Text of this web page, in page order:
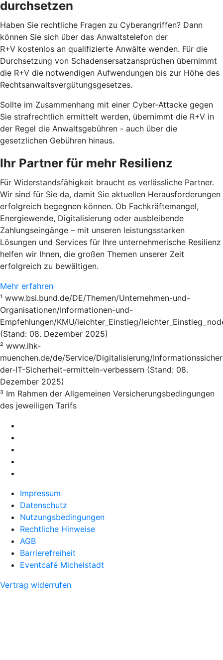
durchsetzen
Haben Sie rechtliche Fragen zu Cyberangriffen? Dann
können Sie sich über das Anwaltstelefon der
R+V kostenlos an qualifizierte Anwälte wenden. Für die
Durchsetzung von Schadensersatzansprüchen übernimmt
die R+V die notwendigen Aufwendungen bis zur Höhe des
Rechtsanwaltsvergütungsgesetzes.
Sollte im Zusammenhang mit einer Cyber-Attacke gegen
Sie strafrechtlich ermittelt werden, übernimmt die R+V in
der Regel die Anwaltsgebühren - auch über die
gesetzlichen Gebühren hinaus.
Ihr Partner für mehr Resilienz
Für Widerstandsfähigkeit braucht es verlässliche Partner.
Wir sind für Sie da, damit Sie aktuellen Herausforderungen
erfolgreich begegnen können. Ob Fachkräftemangel,
Energiewende, Digitalisierung oder ausbleibende
Zahlungseingänge – mit unseren leistungsstarken
Lösungen und Services für Ihre unternehmerische Resilienz
helfen wir Ihnen, die großen Themen unserer Zeit
erfolgreich zu bewältigen.
Mehr erfahren
¹ www.bsi.bund.de/DE/Themen/Unternehmen-und-
Organisationen/Informationen-und-
Empfehlungen/KMU/leichter_Einstieg/
(Stand: 08. Dezember 2025)
² www.ihk-
muenchen.de/de/Service/Digitalisierung/
der-IT-Sicherheit-ermitteln-verbessern (Stand: 08.
Dezember 2025)
³ Im Rahmen der Allgemeinen Versicherungsbedingungen
des jeweiligen Tarifs
Impressum
Datenschutz
Nutzungsbedingungen
Rechtliche Hinweise
AGB
Barrierefreiheit
Eventcafé Michelstadt
Vertrag widerrufen